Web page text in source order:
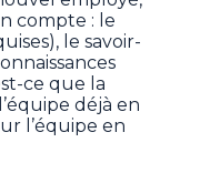
compte : le
le savoir-
ce que la
déjà en
l’équipe en